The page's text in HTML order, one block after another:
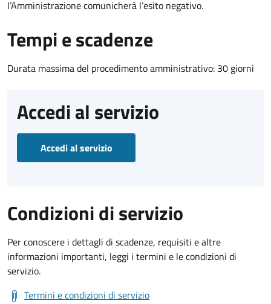
l’Amministrazione comunicherà l’esito negativo.
Tempi e scadenze
Durata massima del procedimento amministrativo: 30 giorni
Accedi al servizio
Accedi al servizio
Condizioni di servizio
Per conoscere i dettagli di scadenze, requisiti e altre
informazioni importanti, leggi i termini e le condizioni di
servizio.
Termini e condizioni di servizio